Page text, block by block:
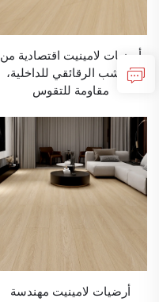
أرضيات لامينيت اقتصادية من
الخشب الرقائقي للداخلية،
مقاومة للتقوس
أرضيات لامينيت مهندسة